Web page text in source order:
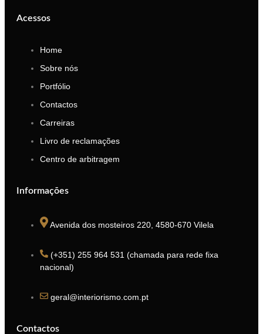
Acessos
Home
Sobre nós
Portfólio
Contactos
Carreiras
Livro de reclamações
Centro de arbitragem
Informações
Avenida dos mosteiros 220, 4580-670 Vilela
(+351) 255 964 531 (chamada para rede fixa
nacional)
geral@interiorismo.com.pt
Contactos